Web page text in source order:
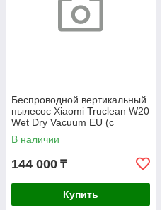
Беспроводной вертикальный
пылесос Xiaomi Truclean W20
Wet Dry Vacuum EU (с
заряд.B305GL-JZ)
В наличии
144 000 ₸
Купить